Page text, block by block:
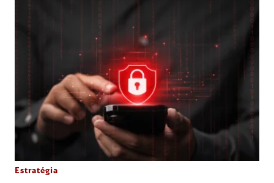
Estratégia